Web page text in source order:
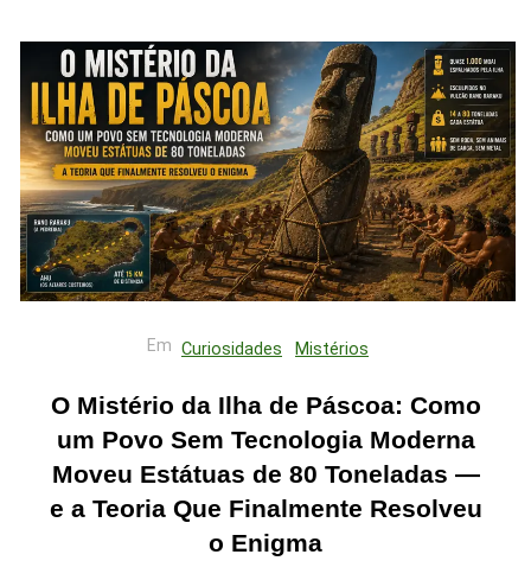
Em Curiosidades Mistérios
O Mistério da Ilha de Páscoa: Como
um Povo Sem Tecnologia Moderna
Moveu Estátuas de 80 Toneladas —
e a Teoria Que Finalmente Resolveu
o Enigma